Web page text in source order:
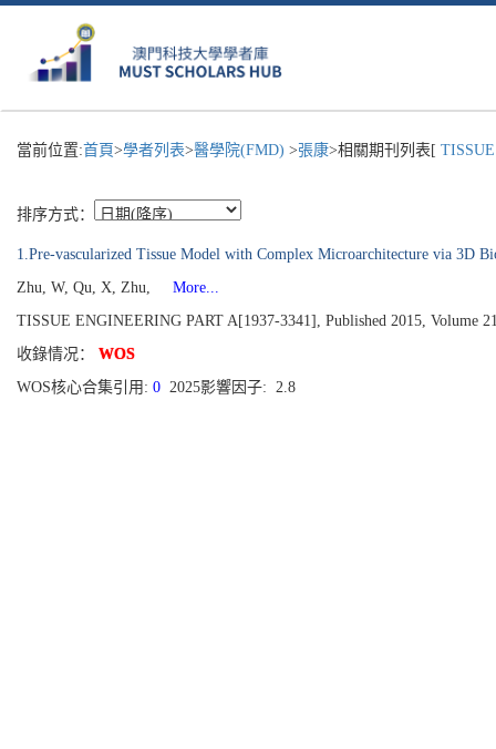
當前位置:首頁>學者列表>醫學院(FMD) >張康>相關期刊列表[
排序方式：
1.Pre-vascularized Tissue Model with Complex Microarchitecture via 3D
Zhu, W, Qu, X, Zhu,
More...
TISSUE ENGINEERING PART A[1937-3341], Published 2015, Volume
收錄情况： WOS
WOS核心合集引用: 0 2025影響因子: 2.8